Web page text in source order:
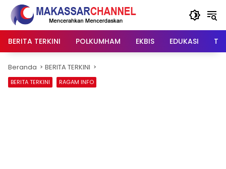
Langsung
konten
BERITA TERKINI
POLKUMHAM EKBIS EDUKASI
Beranda BERITA TERKINI
BERITA TERKINI RAGAM INFO